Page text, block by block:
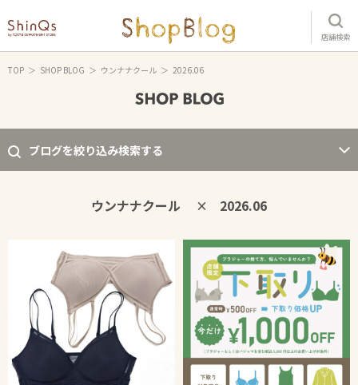
店舗検索
TOP SHOP BLOG ウンナナクール 2026.06
ブログを絞り込み検索する
ウンナナクール × 2026.06